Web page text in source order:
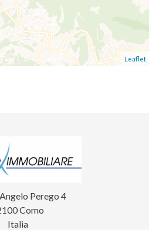
Leaflet
Perego 4
Como
Italia